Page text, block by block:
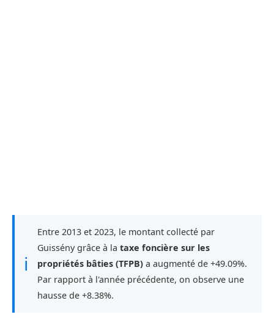
ℹ
Entre 2013 et 2023, le montant collecté par
Guissény grâce à la taxe foncière sur les
propriétés bâties (TFPB) a augmenté de +49.09%.
Par rapport à l'année précédente, on observe une
hausse de +8.38%.